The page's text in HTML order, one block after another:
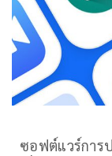
ซอฟต์แวร์การ